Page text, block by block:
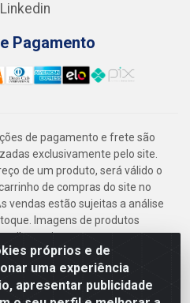
próprios e de
uma experiência
apresentar publicidade
Linkedin
Pagamento
de pagamento e frete são
exclusivamente pelo site.
de um produto, será válido o
de compras do site no
vendas estão sujeitas a análise
Imagens de produtos
ilustrativas.
de Construção em Geral
- Guabiraba, Recife/PE - CEP
41.097.379/0001-